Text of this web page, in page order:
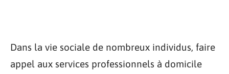
Dans la vie sociale de nombreux individus, faire
appel aux services professionnels à domicile